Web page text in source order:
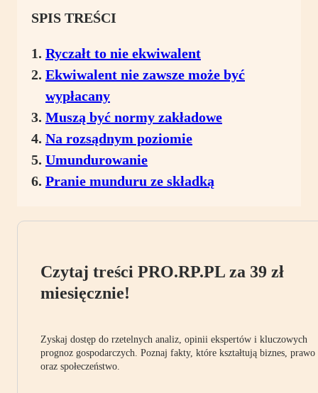
SPIS TREŚCI
Ryczałt to nie ekwiwalent
Ekwiwalent nie zawsze może być
wypłacany
Muszą być normy zakładowe
Na rozsądnym poziomie
Umundurowanie
Pranie munduru ze składką
Czytaj treści PRO.RP.PL za 39 zł
miesięcznie!
Zyskaj dostęp do rzetelnych analiz, opinii ekspertów i kluczowych
prognoz gospodarczych. Poznaj fakty, które kształtują biznes, prawo
oraz społeczeństwo.